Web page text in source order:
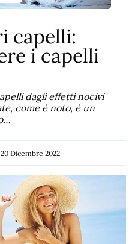
capelli:
i capelli
dagli effetti nocivi
come è noto, è un
20 Dicembre 2022